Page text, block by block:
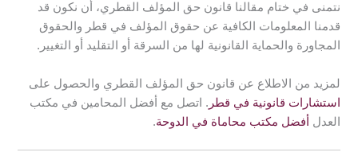
4- بثه بواسطة الإذاعة، أو ترجمته إلى لغات أخرى، أو تحويره
إلى فيلم.
والحقوق المعنوية وتشمل حماية مصالح المؤلف مثل
المسيئة.
شكل. حيث تُكتَسب الحماية بمقتضى حق المؤلف تلقائيًا دون
الحاجة إلى التسجيل أو أية إجراءات على عكس الحقوق
المجاورة التي تحتاج لتسجيل، وتأتي بالتبعية مع حقوق
نتمنى في ختام مقالنا قانون حق المؤلف القطري، أن نكون قد
قدمنا المعلومات الكافية عن حقوق المؤلف في قطر والحقوق
المجاورة والحماية القانونية لها من السرقة أو التقليد أو التغيير.
لمزيد من الاطلاع عن قانون حق المؤلف القطري والحصول على
استشارات قانونية في قطر . اتصل مع أفضل المحامين في مكتب
العدل أفضل مكتب محاماة في الدوحة.